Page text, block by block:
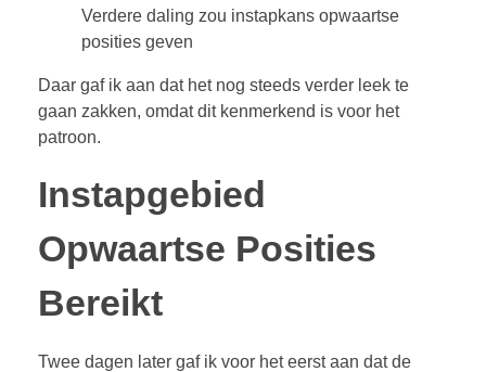
Verdere daling zou instapkans opwaartse
posities geven
Daar gaf ik aan dat het nog steeds verder leek te
gaan zakken, omdat dit kenmerkend is voor het
patroon.
Instapgebied
Opwaartse Posities
Bereikt
Twee dagen later gaf ik voor het eerst aan dat de